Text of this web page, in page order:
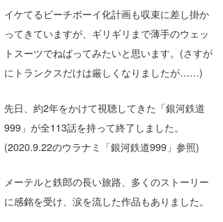
イケてるビーチボーイ化計画も収束に差し掛か
ってきていますが、ギリギリまで薄手のウェッ
トスーツでねばってみたいと思います。(さすが
にトランクスだけは厳しくなりましたが……)
先日、約2年をかけて視聴してきた「銀河鉄道
999」が全113話を持って終了しました。
(2020.9.22のウラナミ「銀河鉄道999」参照)
メーテルと鉄郎の長い旅路、多くのストーリー
に感銘を受け、涙を流した作品もありました。
mitsuteru Kamio
Yasunari Inoue
Yoshiyuki Obata
arukasvision
DELTA FORCE SURF
熊谷素子
SURFMEDIA
Colors MAGAZINE
WAVAL
波伝説アンバサダー/プロライダー
福島寿実子
中浦“JET”章
嵯峨明日香
進士剛光
植村未来
波伝説スタッフ
☆加藤
+☆maki☆+
Aichan
ECE
波伝説